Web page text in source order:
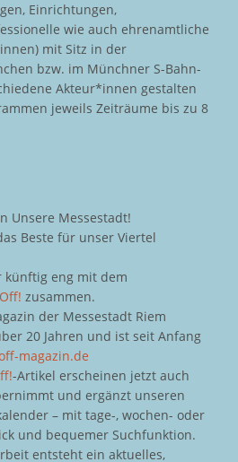
Einrichtungen,
wie auch ehrenamtliche
mit Sitz in der
bzw. im Münchner S-Bahn-
Akteur*innen gestalten
jeweils Zeiträume bis zu 8
Unsere Messestadt!
Beste für unser Viertel
künftig eng mit dem
zusammen.
der Messestadt Riem
20 Jahren und ist seit Anfang
magazin.de
-Artikel erscheinen jetzt auch
und ergänzt unseren
– mit tage-, wochen- oder
und bequemer Suchfunktion.
entsteht ein aktuelles,